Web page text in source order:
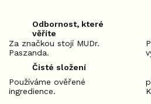
Odbornost, které
věříte
Za značkou stojí MUDr.
Paszanda.
Čisté složení
Používáme ověřené
ingredience.